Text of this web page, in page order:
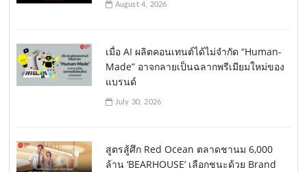
August 4, 2026
เมื่อ AI ผลิตคอนเทนต์ได้ไม่จำกัด “Human-
Made” อาจกลายเป็นฉลากพรีเมียมใหม่ของ
แบรนด์
July 30, 2026
สูตรสู้ศึก Red Ocean ตลาดชานม 6,000
ล้าน ‘BEARHOUSE’ เลือกชนะด้วย Brand